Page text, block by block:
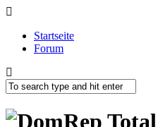
Startseite
Forum